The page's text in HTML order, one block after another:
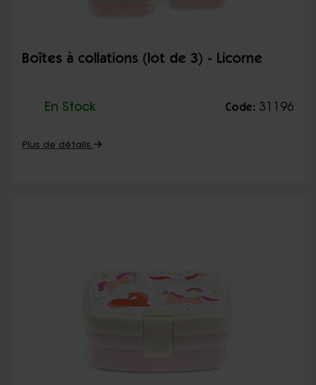
Boîtes à collations (lot de 3) - Licorne
En Stock Code: 31196
Plus de détails